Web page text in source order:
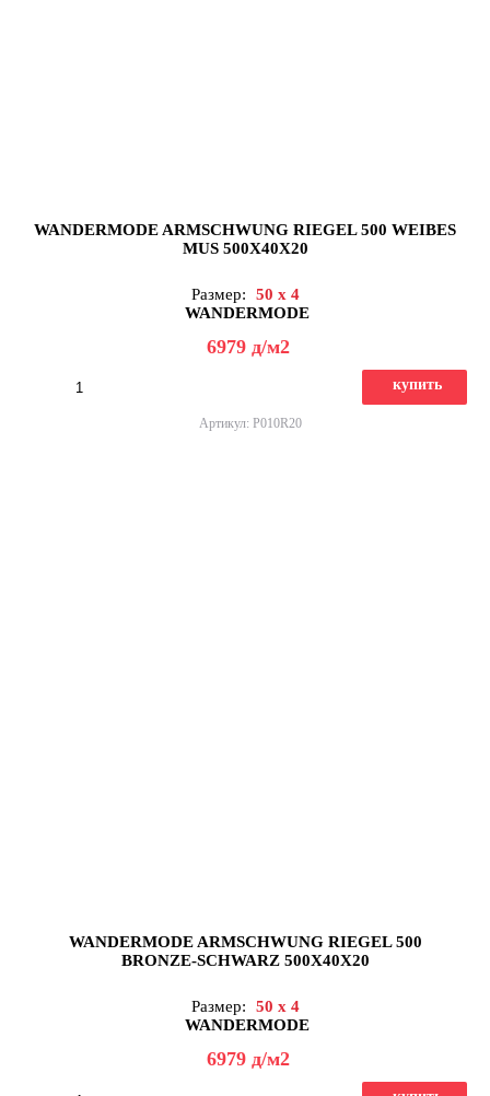
WANDERMODE ARMSCHWUNG RIEGEL 500 WEIBES
MUS 500X40X20
Размер:
50 x 4
WANDERMODE
6979 д/м2
купить
Артикул: P010R20
WANDERMODE ARMSCHWUNG RIEGEL 500
BRONZE-SCHWARZ 500X40X20
Размер:
50 x 4
WANDERMODE
6979 д/м2